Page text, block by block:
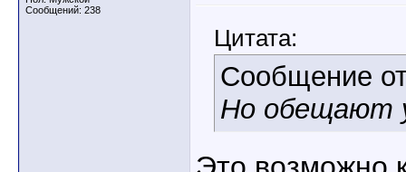
Сообщений: 238
Цитата:
Сообщение
Но обещают